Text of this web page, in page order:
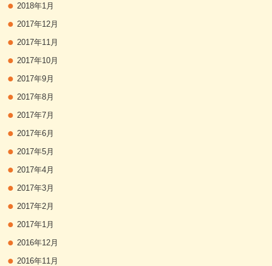
2018年1月
2017年12月
2017年11月
2017年10月
2017年9月
2017年8月
2017年7月
2017年6月
2017年5月
2017年4月
2017年3月
2017年2月
2017年1月
2016年12月
2016年11月